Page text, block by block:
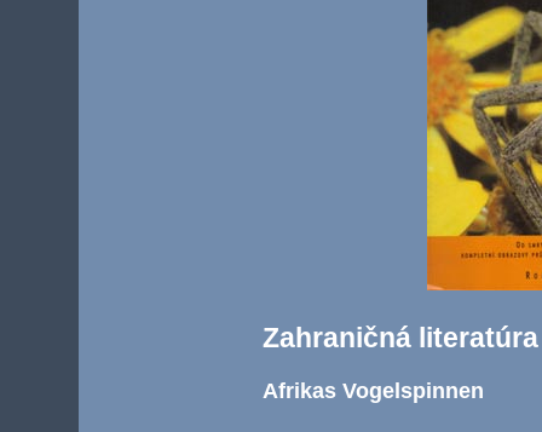
Zahraničná literatúra
Afrikas Vogelspinnen